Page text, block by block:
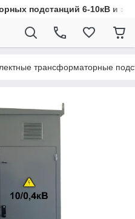
подстанций 6-10кВ и
трансформаторные